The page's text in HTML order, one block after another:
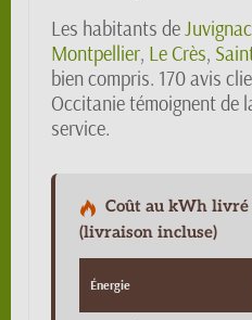
Les habitants deJuvignac
Montpellier, Le Crès,
bien compris. 170 avis
Occitanie témoignent de
service.
Coût au kWh livré
(livraison incluse)
Énergie